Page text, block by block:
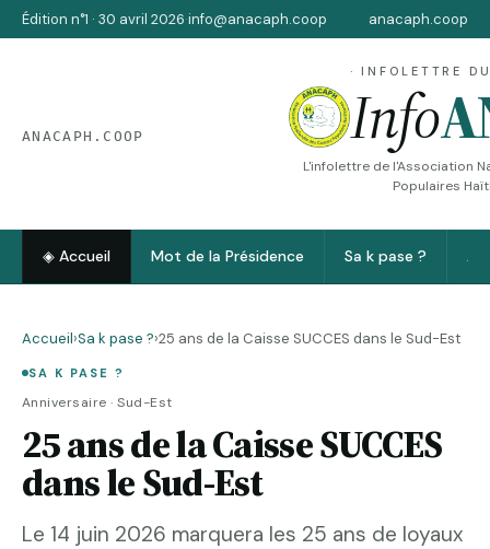
Édition n°1 · 30 avril 2026·info@anacaph.coop anacaph.coop
ANACAPH.COOP
· INFOLETTRE
Info
L'infolettre de l'Association
Populaires
◈ Accueil Mot de la Présidence Sa k pase ?
Accueil›Sa k pase ?›25 ans de la Caisse SUCCES dans le Sud-Est
SA K PASE ?
Anniversaire · Sud-Est
25 ans de la Caisse SUCCES
dans le Sud-Est
Le 14 juin 2026 marquera les 25 ans de loyaux